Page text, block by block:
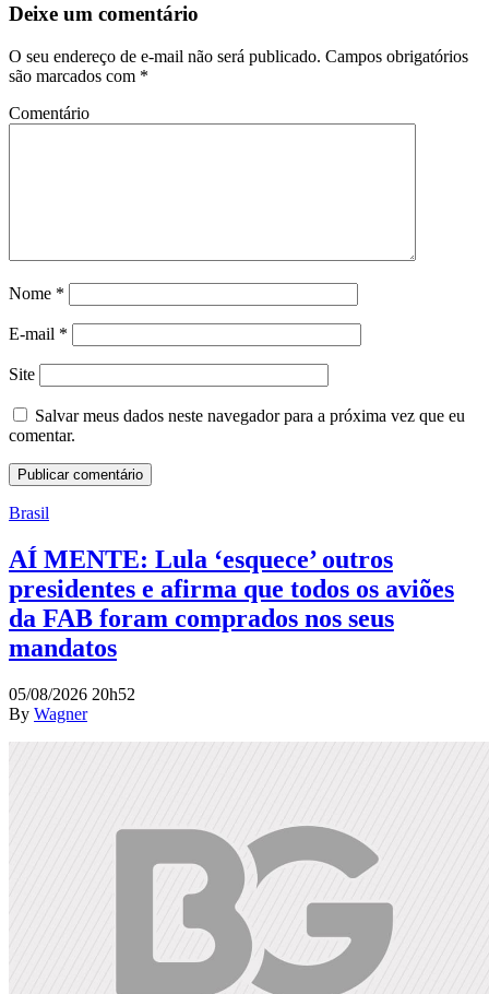
Deixe um comentário
O seu endereço de e-mail não será publicado. Campos obrigatórios
são marcados com *
Comentário
Nome *
E-mail *
Site
Salvar meus dados neste navegador para a próxima vez que eu
comentar.
Brasil
AÍ MENTE: Lula ‘esquece’ outros
presidentes e afirma que todos os aviões
da FAB foram comprados nos seus
mandatos
05/08/2026 20h52
By Wagner